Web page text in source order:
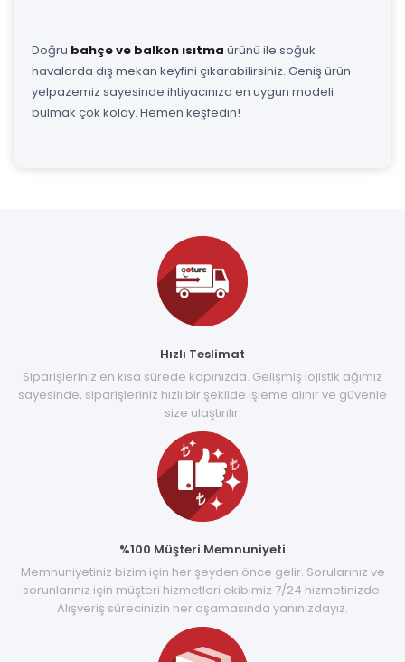
Doğru bahçe ve balkon ısıtma ürünü ile soğuk
havalarda dış mekan keyfini çıkarabilirsiniz. Geniş ürün
yelpazemiz sayesinde ihtiyacınıza en uygun modeli
bulmak çok kolay. Hemen keşfedin!
Hızlı Teslimat
Siparişleriniz en kısa sürede kapınızda. Gelişmiş lojistik ağımız
sayesinde, siparişleriniz hızlı bir şekilde işleme alınır ve güvenle
size ulaştırılır.
%100 Müşteri Memnuniyeti
Memnuniyetiniz bizim için her şeyden önce gelir. Sorularınız ve
sorunlarınız için müşteri hizmetleri ekibimiz 7/24 hizmetinizde.
Alışveriş sürecinizin her aşamasında yanınızdayız.